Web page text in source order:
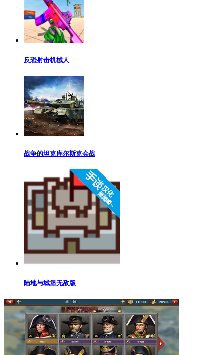
反恐射击机械人
战争的坦克库尔斯克会战
陆地与城堡无敌版